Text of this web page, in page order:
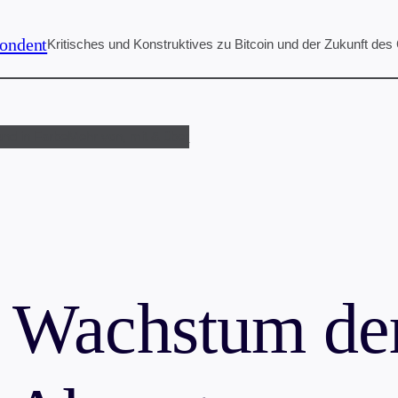
Kritisches und Konstruktives zu Bitcoin und der Zukunft des